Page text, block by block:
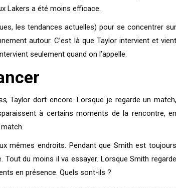
Lakers a été moins efficace.
les tendances actuelles) pour se concentrer sur
autour. C’est là que Taylor intervient et vient
seulement quand on l’appelle.
, Taylor dort encore. Lorsque je regarde un match,
à certains moments de la rencontre, en
mêmes endroits. Pendant que Smith est toujours
du moins il va essayer. Lorsque Smith regarde
en présence. Quels sont-ils ?